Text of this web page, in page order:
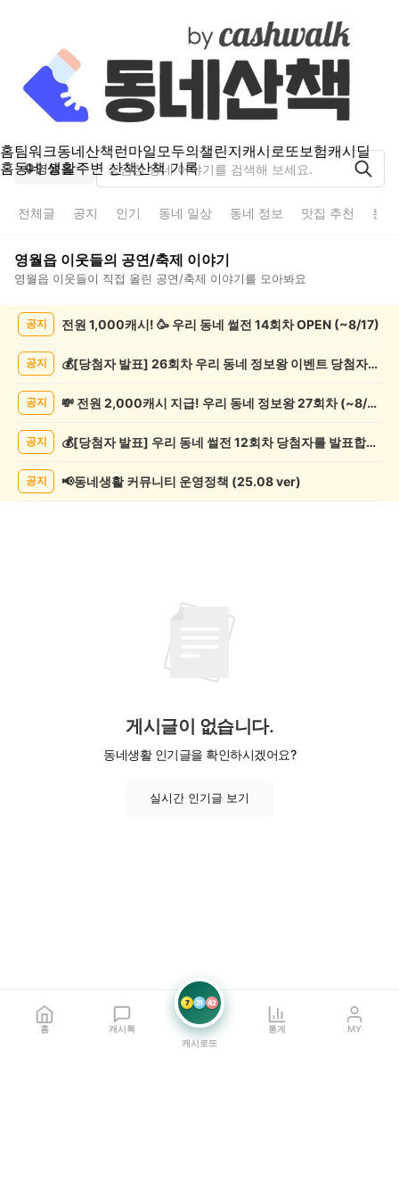
홈팀워크동네산책런마일모두의챌린지캐시로또보험캐시딜
홈동네 생활주변 산책산책 기록
영월읍
전체글 공지 인기 동네 일상 동네 정보 맛집 추천 분
영월읍 이웃들의 공연/축제 이야기
영월읍 이웃들이 직접 올린 공연/축제 이야기를 모아봐요
록
공지 전원 1,000캐시! 🥳 우리 동네 썰전 14회차 OPEN (~8/17)
공지 💰[당첨자 발표] 26회차 우리 동네 정보왕 이벤트 당첨자를 발표합니다!
공지 💸 전원 2,000캐시 지급! 우리 동네 정보왕 27회차 (~8/10)
공지 💰[당첨자 발표] 우리 동네 썰전 12회차 당첨자를 발표합니다!
공지 📢동네생활 커뮤니티 운영정책 (25.08 ver)
게시글이 없습니다.
동네생활 인기글을 확인하시겠어요?
실시간 인기글 보기
홈 캐시톡
7 21 42
캐시로또
통계 MY